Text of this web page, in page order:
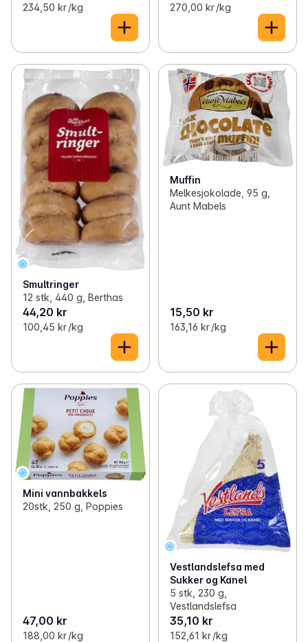
234,50 kr /kg 270,00 kr /kg
Smultringer
12 stk, 440 g, Berthas
44,20 kr
100,45 kr /kg
Muffin
Melkesjokolade, 95 g,
Aunt Mabels
15,50 kr
163,16 kr /kg
Mini vannbakkels
20stk, 250 g, Poppies
47,00 kr
188,00 kr /kg
Vestlandslefsa med
Sukker og Kanel
5 stk, 230 g,
Vestlandslefsa
35,10 kr
152,61 kr /kg